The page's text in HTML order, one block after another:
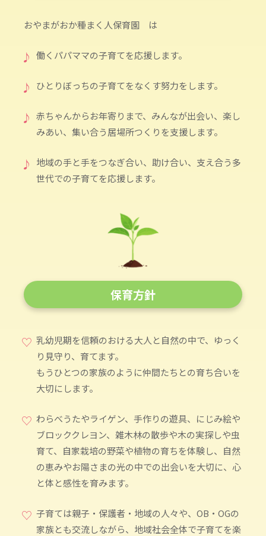
おやまがおか種まく人保育園 は
♪ 働くパパママの子育てを応援します。
♪ ひとりぼっちの子育てをなくす努力をします。
♪ 赤ちゃんからお年寄りまで、みんなが出会い、楽し
みあい、集い合う居場所つくりを支援します。
♪
地域の手と手をつなぎ合い、助け合い、支え合う多
世代での子育てを応援します。
保育方針
♡ 乳幼児期を信頼のおける大人と自然の中で、ゆっく
り見守り、育てます。
もうひとつの家族のように仲間たちとの育ち合いを
大切にします。
♡ わらべうたやライゲン、手作りの遊具、にじみ絵や
ブロッククレヨン、雑木林の散歩や木の実探しや虫
育て、自家栽培の野菜や植物の育ちを体験し、自然
の恵みやお陽さまの光の中での出会いを大切に、心
と体と感性を育みます。
♡ 子育ては親子・保護者・地域の人々や、OB・OGの
家族とも交流しながら、地域社会全体で子育てを楽